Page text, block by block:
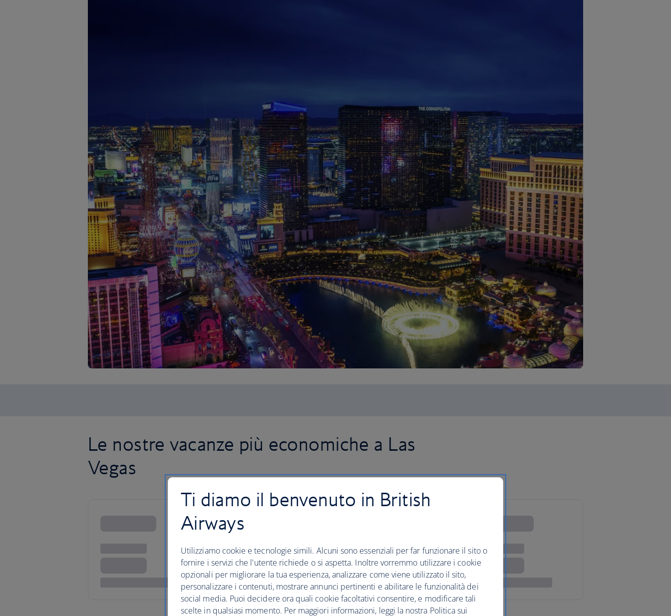
Le nostre vacanze più economiche a Las
Vegas
Ti diamo il benvenuto in British
Airways
Utilizziamo cookie e tecnologie simili. Alcuni sono essenziali per far funzionare il sito o
fornire i servizi che l'utente richiede o si aspetta. Inoltre vorremmo utilizzare i cookie
opzionali per migliorare la tua esperienza, analizzare come viene utilizzato il sito,
personalizzare i contenuti, mostrare annunci pertinenti e abilitare le funzionalità dei
social media. Puoi decidere ora quali cookie facoltativi consentire, e modificare tali
scelte in qualsiasi momento. Per maggiori informazioni, leggi la nostra Politica sui